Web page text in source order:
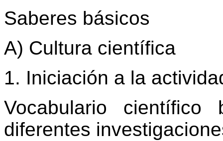
Saberes básicos
A) Cultura científica
1. Iniciación a la
Vocabulario
diferentes